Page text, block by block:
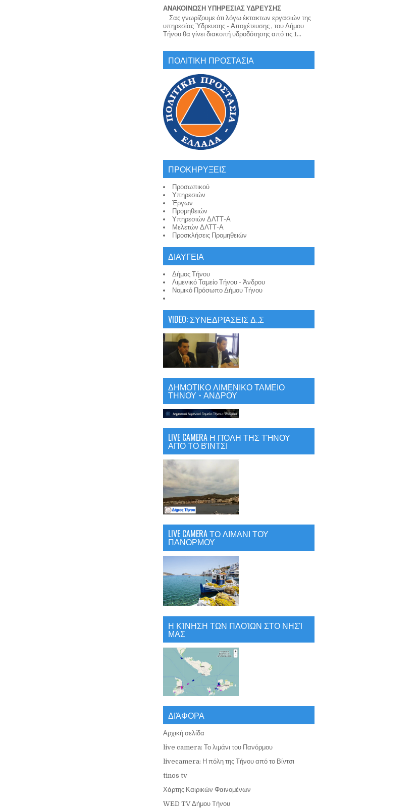
ΑΝΑΚΟΙΝΩΣΗ ΥΠΗΡΕΣΙΑΣ ΥΔΡΕΥΣΗΣ
Σας γνωρίζουμε ότι λόγω έκτακτων εργασιών της
υπηρεσίας Ύδρευσης - Αποχέτευσης , του Δήμου
Τήνου θα γίνει διακοπή υδροδότησης από τις 1...
ΠΟΛΙΤΙΚΗ ΠΡΟΣΤΑΣΙΑ
ΠΡΟΚΗΡΥΞΕΙΣ
Προσωπικού
Υπηρεσιών
Έργων
Προμηθειών
Υπηρεσιών ΔΛΤΤ-Α
Μελετών ΔΛΤΤ-Α
Προσκλήσεις Προμηθειών
ΔΙΑΥΓΕΙΑ
Δήμος Τήνου
Λιμενικό Ταμείο Τήνου - Άνδρου
Νομικό Πρόσωπο Δήμου Τήνου
VIDEO: ΣΥΝΕΔΡΙΆΣΕΙΣ Δ..Σ
ΔΗΜΟΤΙΚΟ ΛΙΜΕΝΙΚΟ ΤΑΜΕΙΟ
ΤΗΝΟΥ - ΑΝΔΡΟΥ
LIVE CAMERA Η ΠΌΛΗ ΤΗΣ ΤΉΝΟΥ
ΑΠΌ ΤΟ ΒΊΝΤΣΙ
LIVE CAMERA ΤΟ ΛΙΜΑΝΙ ΤΟΥ
ΠΑΝΟΡΜΟΥ
Η ΚΊΝΗΣΗ ΤΩΝ ΠΛΟΊΩΝ ΣΤΟ ΝΗΣΊ
ΜΑΣ
ΔΙΆΦΟΡΑ
Αρχική σελίδα
live camera: Το λιμάνι του Πανόρμου
livecamera: Η πόλη της Τήνου από το Βίντσι
tinos tv
Χάρτης Καιρικών Φαινομένων
WED TV Δήμου Τήνου